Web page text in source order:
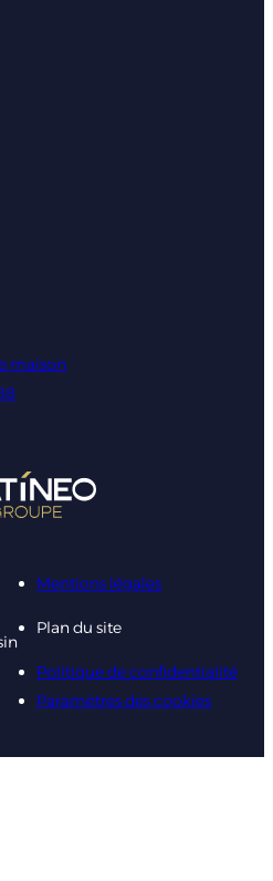
maison
Mentions légales
Plan du site
Politique de confidentialité
Paramètres des cookies